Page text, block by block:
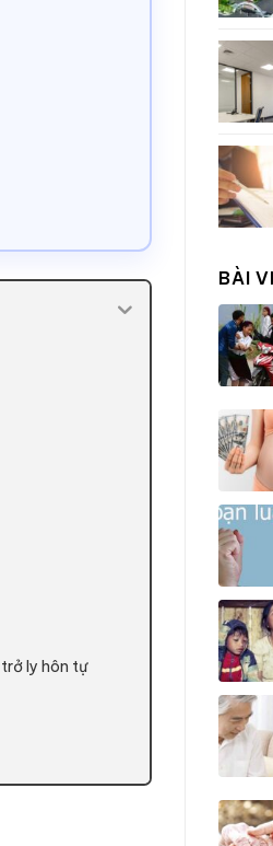
ly hôn tự
BÀI